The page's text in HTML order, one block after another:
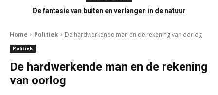
De fantasie van buiten en verlangen in de natuur
Home Politiek De hardwerkende man en de rekening van oorlog
Politiek
De hardwerkende man en de rekening
van oorlog